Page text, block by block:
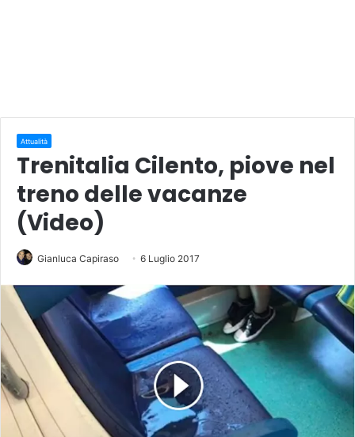
Attualità
Trenitalia Cilento, piove nel
treno delle vacanze
(Video)
Gianluca Capiraso 6 Luglio 2017